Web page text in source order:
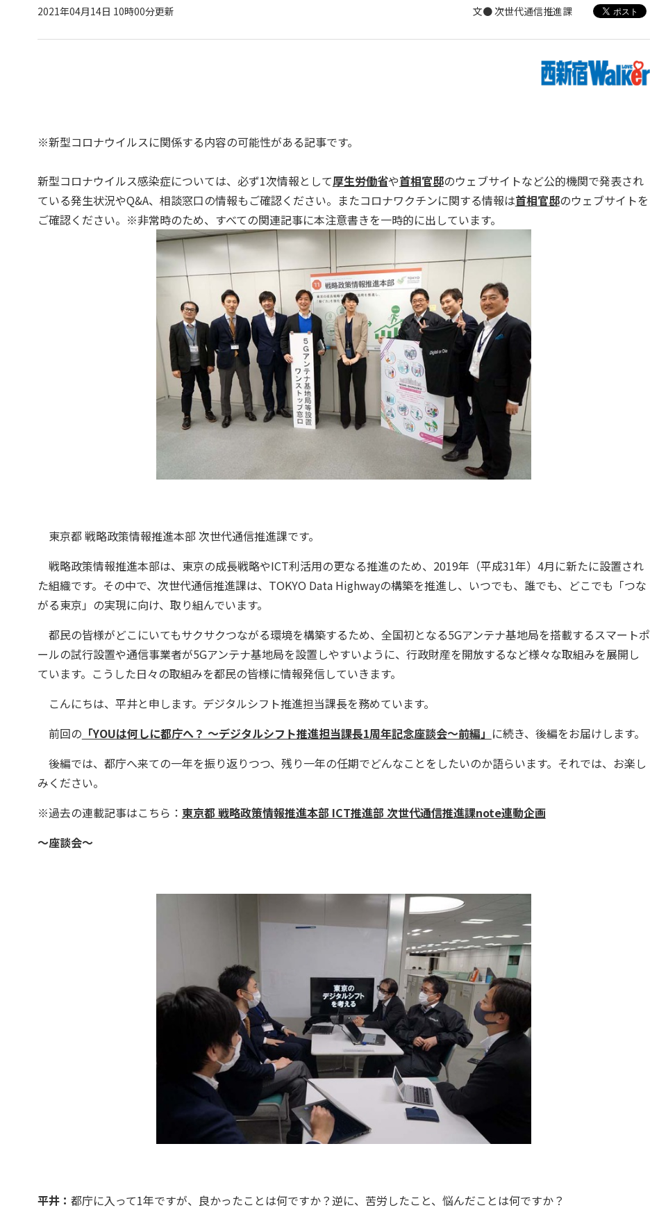
2021年04月14日 10時00分更新 文● 次世代通信推進課
※新型コロナウイルスに関係する内容の可能性がある記事です。
新型コロナウイルス感染症については、必ず1次情報として厚生労働省や首相官邸のウェブサイトなど公的機関で発表され
ている発生状況やQ&A、相談窓口の情報もご確認ください。またコロナワクチンに関する情報は首相官邸のウェブサイトを
ご確認ください。※非常時のため、すべての関連記事に本注意書きを一時的に出しています。
東京都 戦略政策情報推進本部 次世代通信推進課です。
戦略政策情報推進本部は、東京の成長戦略やICT利活用の更なる推進のため、2019年（平成31年）4月に新たに設置され
た組織です。その中で、次世代通信推進課は、TOKYO Data Highwayの構築を推進し、いつでも、誰でも、どこでも「つな
がる東京」の実現に向け、取り組んでいます。
都民の皆様がどこにいてもサクサクつながる環境を構築するため、全国初となる5Gアンテナ基地局を搭載するスマートポ
ールの試行設置や通信事業者が5Gアンテナ基地局を設置しやすいように、行政財産を開放するなど様々な取組みを展開し
ています。こうした日々の取組みを都民の皆様に情報発信していきます。
こんにちは、平井と申します。デジタルシフト推進担当課長を務めています。
前回の 「YOUは何しに都庁へ？ 〜デジタルシフト推進担当課長1周年記念座談会〜前編」 に続き、後編をお届けします。
後編では、都庁へ来ての一年を振り返りつつ、残り一年の任期でどんなことをしたいのか語らいます。それでは、お楽し
みください。
※過去の連載記事はこちら： 東京都 戦略政策情報推進本部 ICT推進部 次世代通信推進課note連動企画
～座談会～
平井： 都庁に入って1年ですが、良かったことは何ですか？逆に、苦労したこと、悩んだことは何ですか？